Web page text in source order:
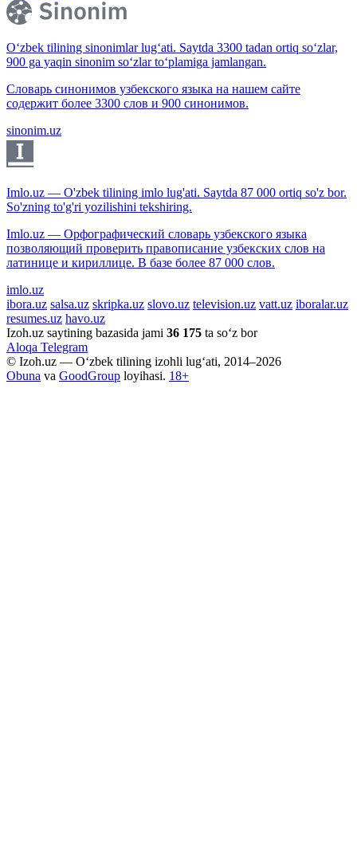
O‘zbek tilining sinonimlar lug‘ati. Saytda 3300 tadan ortiq so‘zlar,
900 ga yaqin sinonim so‘zlar to‘plamiga jamlangan.
Словарь синонимов узбекского языка на нашем сайте
содержит более 3300 слов и 900 синонимов.
sinonim.uz
Imlo.uz — O'zbek tilining imlo lug'ati. Saytda 87 000 ortiq so'z bor.
So'zning to'g'ri yozilishini tekshiring.
Imlo.uz — Орфографический словарь узбекского языка
позволяющий проверить правописание узбекских слов на
латинице и кириллице. В базе более 87 000 слов.
imlo.uz
ibora.uz salsa.uz skripka.uz slovo.uz television.uz vatt.uz iboralar.uz
resumes.uz havo.uz
Izoh.uz saytining bazasida jami 36 175 ta so‘z bor
Aloqa Telegram
© Izoh.uz — O‘zbek tilining izohli lug‘ati, 2014–2026
Obuna va GoodGroup loyihasi. 18+